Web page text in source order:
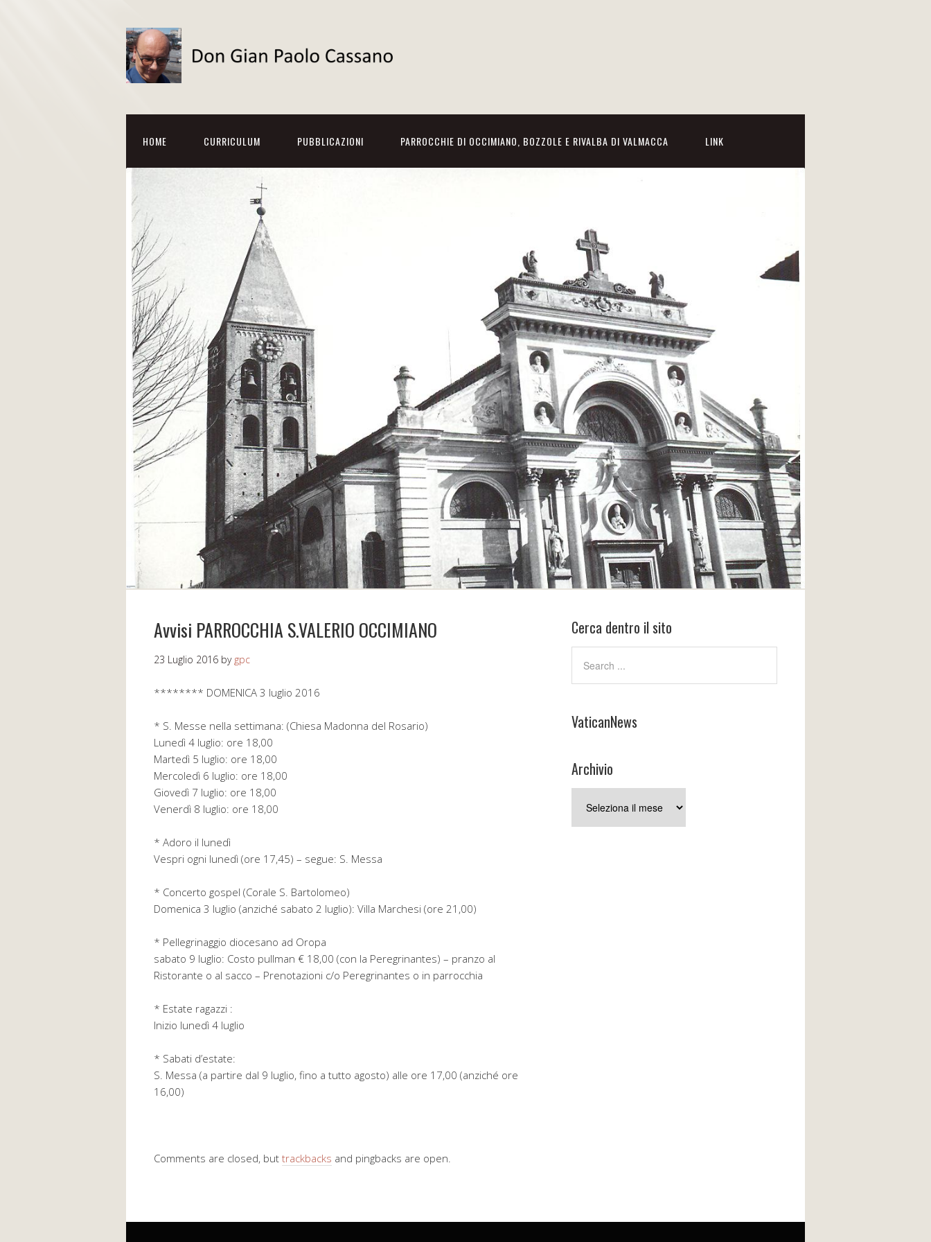
HOME CURRICULUM PUBBLICAZIONI PARROCCHIE DI OCCIMIANO, BOZZOLE E RIVALBA DI VALMACCA LINK
Avvisi PARROCCHIA S.VALERIO OCCIMIANO
23 Luglio 2016 by gpc
******** DOMENICA 3 luglio 2016
* S. Messe nella settimana: (Chiesa Madonna del Rosario)
Lunedì 4 luglio: ore 18,00
Martedì 5 luglio: ore 18,00
Mercoledì 6 luglio: ore 18,00
Giovedì 7 luglio: ore 18,00
Venerdì 8 luglio: ore 18,00
* Adoro il lunedì
Vespri ogni lunedì (ore 17,45) – segue: S. Messa
* Concerto gospel (Corale S. Bartolomeo)
Domenica 3 luglio (anziché sabato 2 luglio): Villa Marchesi (ore 21,00)
* Pellegrinaggio diocesano ad Oropa
sabato 9 luglio: Costo pullman € 18,00 (con la Peregrinantes) – pranzo al
Ristorante o al sacco – Prenotazioni c/o Peregrinantes o in parrocchia
* Estate ragazzi :
Inizio lunedì 4 luglio
* Sabati d’estate:
S. Messa (a partire dal 9 luglio, fino a tutto agosto) alle ore 17,00 (anziché ore
16,00)
Comments are closed, but trackbacks and pingbacks are open.
Cerca dentro il sito
VaticanNews
Archivio